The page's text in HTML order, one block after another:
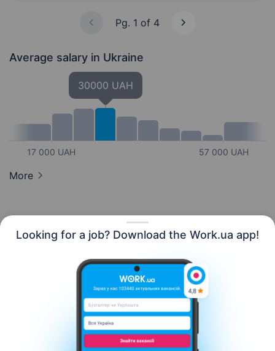
Looking for a job? Download the Work.ua app!
Pg. 1 of 4
Average salary in Ukraine
17 000 UAH
30000 UAH
57 000 UAH
More